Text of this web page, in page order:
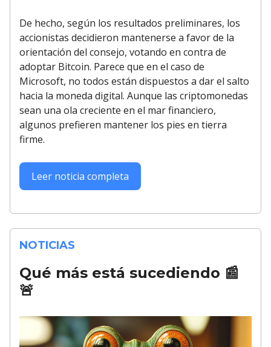
De hecho, según los resultados preliminares, los
accionistas decidieron mantenerse a favor de la
orientación del consejo, votando en contra de
adoptar Bitcoin. Parece que en el caso de
Microsoft, no todos están dispuestos a dar el salto
hacia la moneda digital. Aunque las criptomonedas
sean una ola creciente en el mar financiero,
algunos prefieren mantener los pies en tierra
firme.
Leer noticia completa
NOTICIAS
Qué más está sucediendo 📰
🚨